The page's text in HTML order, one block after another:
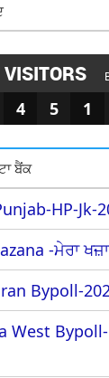
VISITORS
4 5 1
ਬੈਂਕ
HP-Jk-
-ਮੇਰਾ
Bypoll-
West